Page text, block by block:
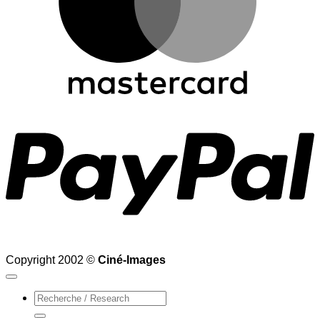
Copyright 2002 © Ciné-Images
Recherche
pour :